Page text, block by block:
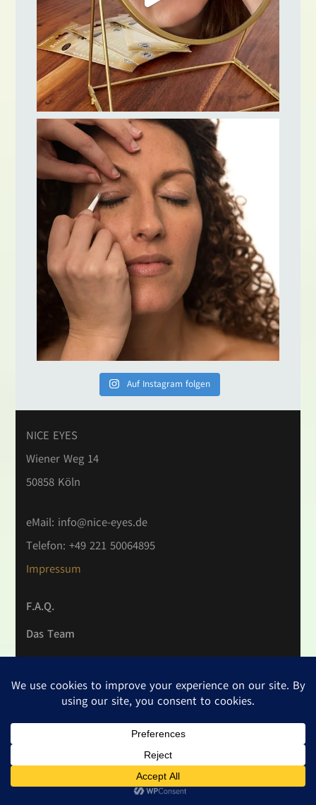
Auf Instagram folgen
NICE EYES
Wiener Weg 14
50858 Köln
eMail: info@nice-eyes.de
Telefon: +49 221 50064895
Impressum
F.A.Q.
Das Team
AGB
Vertrag widerrufen
NICE EYES. Datenschutzerklärung